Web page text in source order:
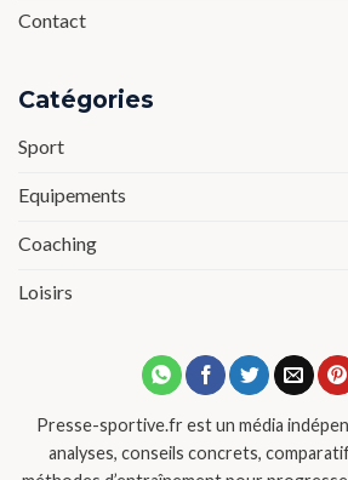
Contact
Catégories
Sport
Equipements
Coaching
Loisirs
Presse-sportive.fr est un média
analyses, conseils concrets,